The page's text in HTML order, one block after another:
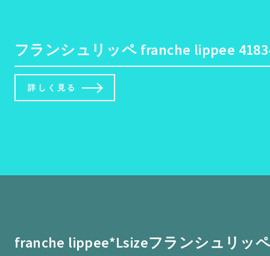
フランシュリッペ franche lippee
詳しく見る
franche lippee*Lsizeフランシュリッ